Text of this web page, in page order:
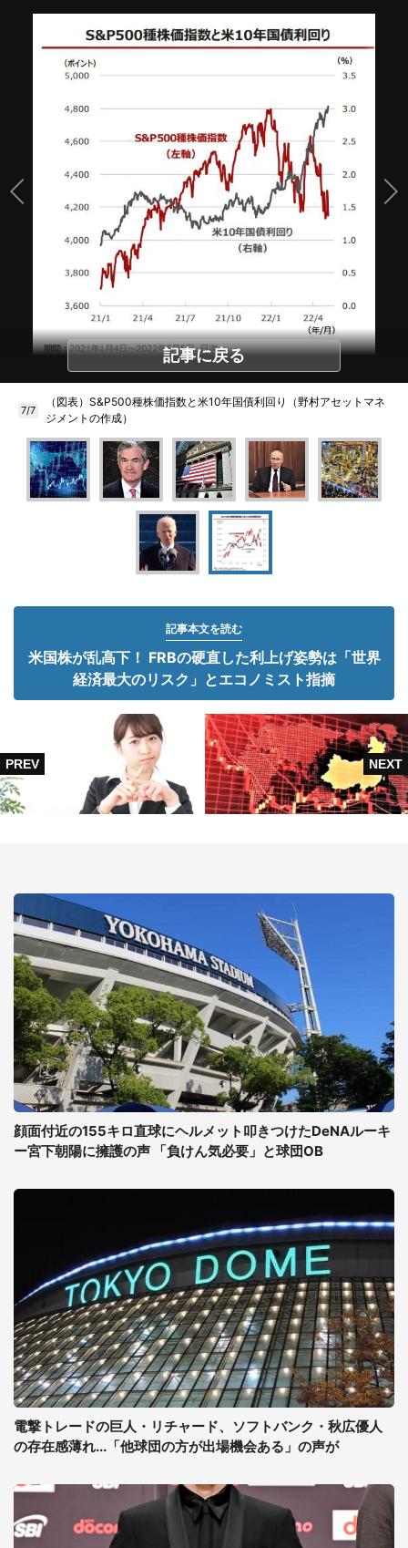
記事に戻る
7/7
（図表）S&P500種株価指数と米10年国債利回り（野村アセットマネ
ジメントの作成）
記事本文を読む
米国株が乱高下！ FRBの硬直した利上げ姿勢は「世界
経済最大のリスク」とエコノミスト指摘
顔面付近の155キロ直球にヘルメット叩きつけたDeNAルーキ
ー宮下朝陽に擁護の声 「負けん気必要」と球団OB
電撃トレードの巨人・リチャード、ソフトバンク・秋広優人
の存在感薄れ...「他球団の方が出場機会ある」の声が